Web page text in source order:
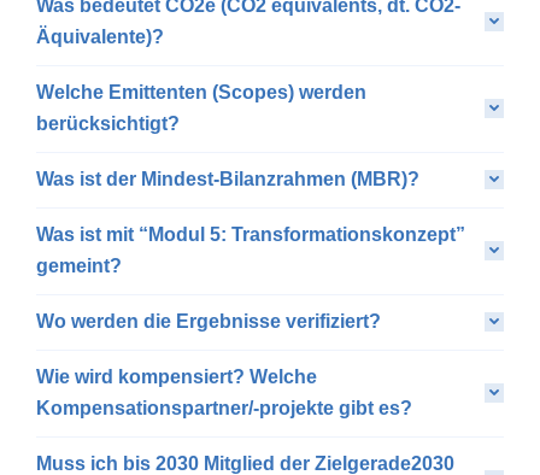
Was bedeutet CO2e (CO2 equivalents, dt. CO2-
Äquivalente)?
Welche Emittenten (Scopes) werden
berücksichtigt?
Was ist der Mindest-Bilanzrahmen (MBR)?
Was ist mit “Modul 5: Transformationskonzept”
gemeint?
Wo werden die Ergebnisse verifiziert?
Wie wird kompensiert? Welche
Kompensationspartner/-projekte gibt es?
Muss ich bis 2030 Mitglied der Zielgerade2030